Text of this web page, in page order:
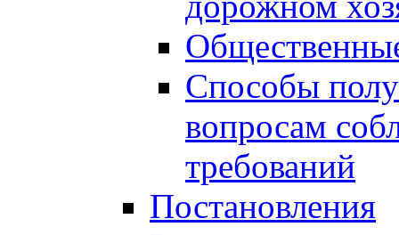
Способы
вопросам
требований
Постановления